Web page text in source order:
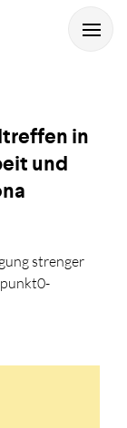
in
und
strenger